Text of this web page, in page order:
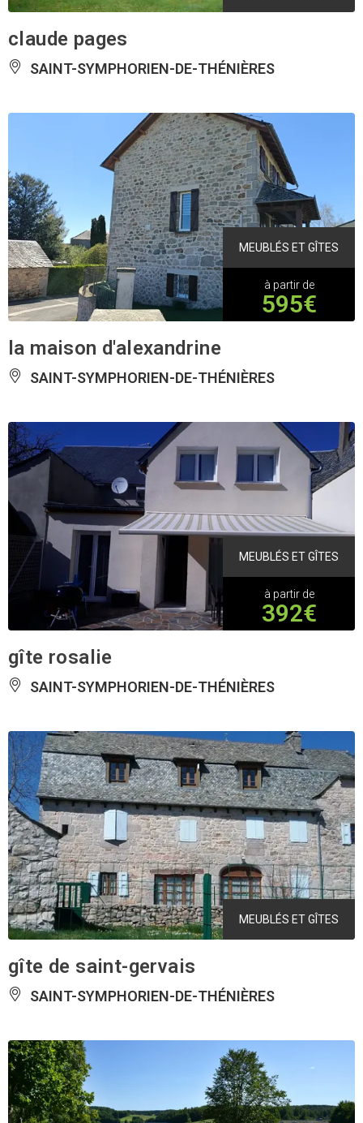
claude pages
SAINT-SYMPHORIEN-DE-THÉNIÈRES
MEUBLÉS ET GÎTES
à partir de
595€
la maison d'alexandrine
SAINT-SYMPHORIEN-DE-THÉNIÈRES
MEUBLÉS ET GÎTES
à partir de
392€
gîte rosalie
SAINT-SYMPHORIEN-DE-THÉNIÈRES
MEUBLÉS ET GÎTES
gîte de saint-gervais
SAINT-SYMPHORIEN-DE-THÉNIÈRES